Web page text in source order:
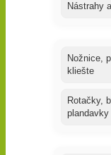
Nástrahy
Nožnice,
kliešte
Rotačky,
plandavky